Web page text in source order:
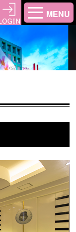
MENU